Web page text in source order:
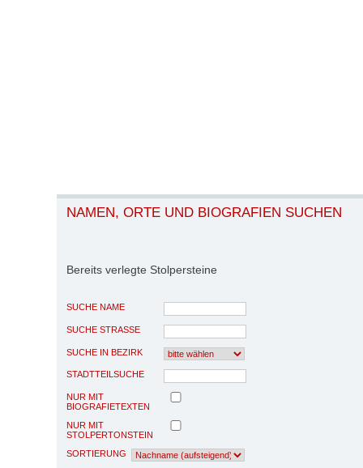
NAMEN, ORTE UND BIOGRAFIEN SUCHEN
Bereits verlegte Stolpersteine
SUCHE NAME
SUCHE STRASSE
SUCHE IN BEZIRK
STADTTEILSUCHE
NUR MIT
BIOGRAFIETEXTEN
NUR MIT
STOLPERTONSTEIN
SORTIERUNG